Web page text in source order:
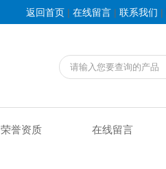
返回首页 | 在线留言 | 联系我们 |
荣誉资质 在线留言